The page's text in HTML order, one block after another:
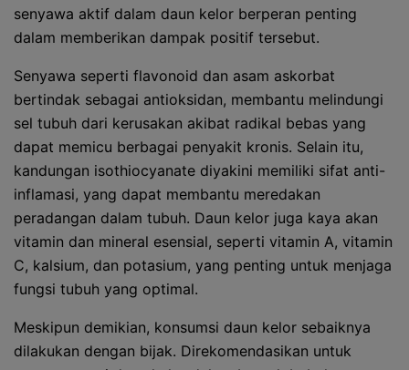
senyawa aktif dalam daun kelor berperan penting
dalam memberikan dampak positif tersebut.
Senyawa seperti flavonoid dan asam askorbat
bertindak sebagai antioksidan, membantu melindungi
sel tubuh dari kerusakan akibat radikal bebas yang
dapat memicu berbagai penyakit kronis. Selain itu,
kandungan isothiocyanate diyakini memiliki sifat anti-
inflamasi, yang dapat membantu meredakan
peradangan dalam tubuh. Daun kelor juga kaya akan
vitamin dan mineral esensial, seperti vitamin A, vitamin
C, kalsium, dan potasium, yang penting untuk menjaga
fungsi tubuh yang optimal.
Meskipun demikian, konsumsi daun kelor sebaiknya
dilakukan dengan bijak. Direkomendasikan untuk